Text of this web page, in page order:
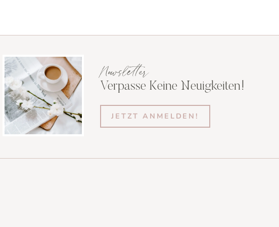
Newsletter
Verpasse Keine Neuigkeiten!
JETZT ANMELDEN!